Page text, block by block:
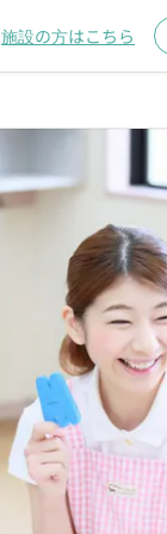
施設の方はこちら